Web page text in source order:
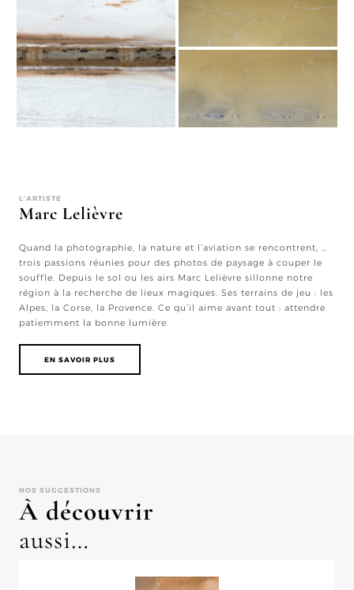
L’ARTISTE
Marc Lelièvre
Quand la photographie, la nature et l’aviation se rencontrent, …
trois passions réunies pour des photos de paysage à couper le
souffle. Depuis le sol ou les airs Marc Lelièvre sillonne notre
région à la recherche de lieux magiques. Ses terrains de jeu : les
Alpes, la Corse, la Provence. Ce qu’il aime avant tout : attendre
patiemment la bonne lumière.
EN SAVOIR PLUS
NOS SUGGESTIONS
À découvrir
aussi…